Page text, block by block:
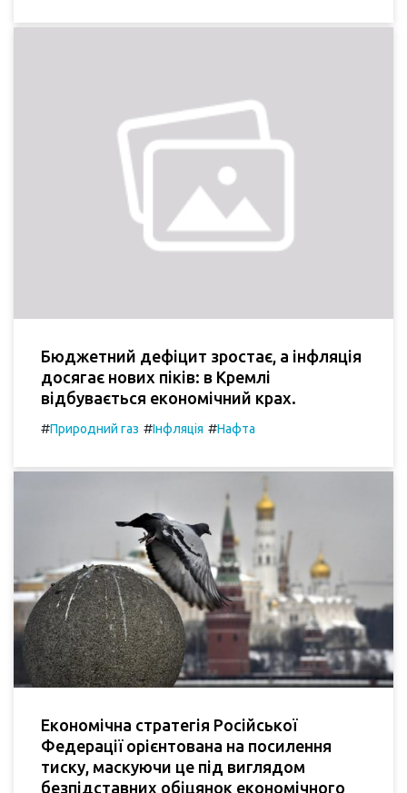
Бюджетний дефіцит зростає, а інфляція
досягає нових піків: в Кремлі
відбувається економічний крах.
#Природний газ #Інфляція #Нафта
Економічна стратегія Російської
Федерації орієнтована на посилення
тиску, маскуючи це під виглядом
безпідставних обіцянок економічного